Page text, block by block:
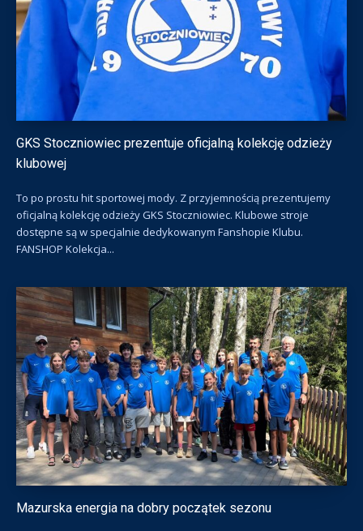
GKS Stoczniowiec prezentuje oficjalną kolekcję odzieży
klubowej
To po prostu hit sportowej mody. Z przyjemnością prezentujemy
oficjalną kolekcję odzieży GKS Stoczniowiec. Klubowe stroje
dostępne są w specjalnie dedykowanym Fanshopie Klubu.
FANSHOP Kolekcja...
Mazurska energia na dobry początek sezonu